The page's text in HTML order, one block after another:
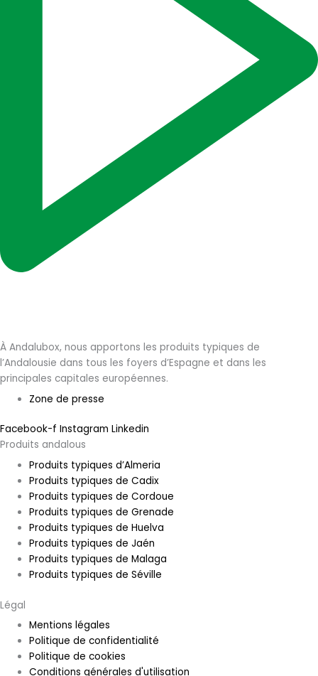
À Andalubox, nous apportons les produits typiques de
l’Andalousie dans tous les foyers d’Espagne et dans les
principales capitales européennes.
Zone de presse
Facebook-f Instagram Linkedin
Produits andalous
Produits typiques d’Almeria
Produits typiques de Cadix
Produits typiques de Cordoue
Produits typiques de Grenade
Produits typiques de Huelva
Produits typiques de Jaén
Produits typiques de Malaga
Produits typiques de Séville
Légal
Mentions légales
Politique de confidentialité
Politique de cookies
Conditions générales d'utilisation